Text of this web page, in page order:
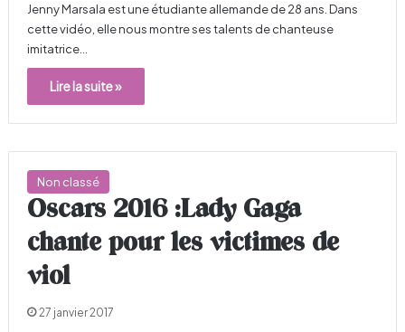
Jenny Marsala est une étudiante allemande de 28 ans. Dans
cette vidéo, elle nous montre ses talents de chanteuse
imitatrice…
Lire la suite »
Non classé
Oscars 2016 :Lady Gaga
chante pour les victimes de
viol
27 janvier 2017